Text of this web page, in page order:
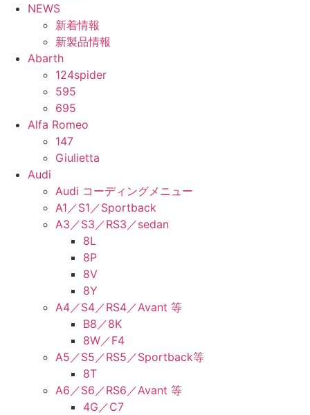
NEWS
新着情報
新製品情報
Abarth
124spider
595
695
Alfa Romeo
147
Giulietta
Audi
Audi コーディングメニュー
A1／S1／Sportback
A3／S3／RS3／sedan
8L
8P
8V
8Y
A4／S4／RS4／Avant 等
B8／8K
8W／F4
A5／S5／RS5／Sportback等
8T
A6／S6／RS6／Avant 等
4G／C7